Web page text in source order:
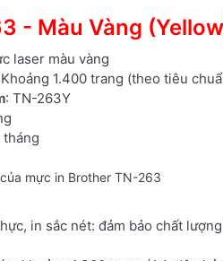
- Màu Vàng
laser màu vàng
1.400 trang (theo tiêu
: TN-263Y
tháng
mực in Brother TN-263
in sắc nét: đảm bảo chất